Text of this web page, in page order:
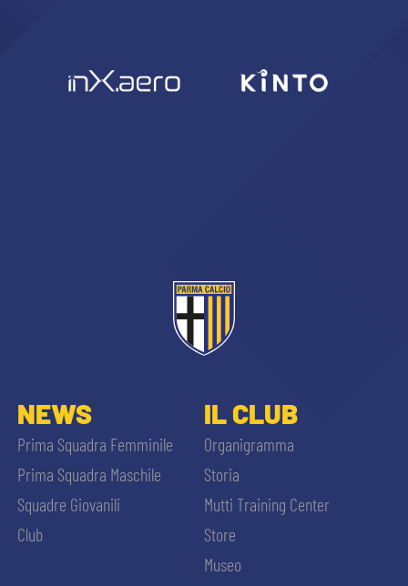
NEWS
Prima Squadra Femminile
Prima Squadra Maschile
Squadre Giovanili
Club
IL CLUB
Organigramma
Storia
Mutti Training Center
Store
Museo